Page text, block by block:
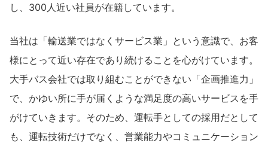
し、300人近い社員が在籍しています。
当社は「輸送業ではなくサービス業」という意識で、お客
様にとって近い存在であり続けることを心がけています。
大手バス会社では取り組むことができない「企画推進力」
で、かゆい所に手が届くような満足度の高いサービスを手
がけていきます。そのため、運転手としての採用だとして
も、運転技術だけでなく、営業能力やコミュニケーション